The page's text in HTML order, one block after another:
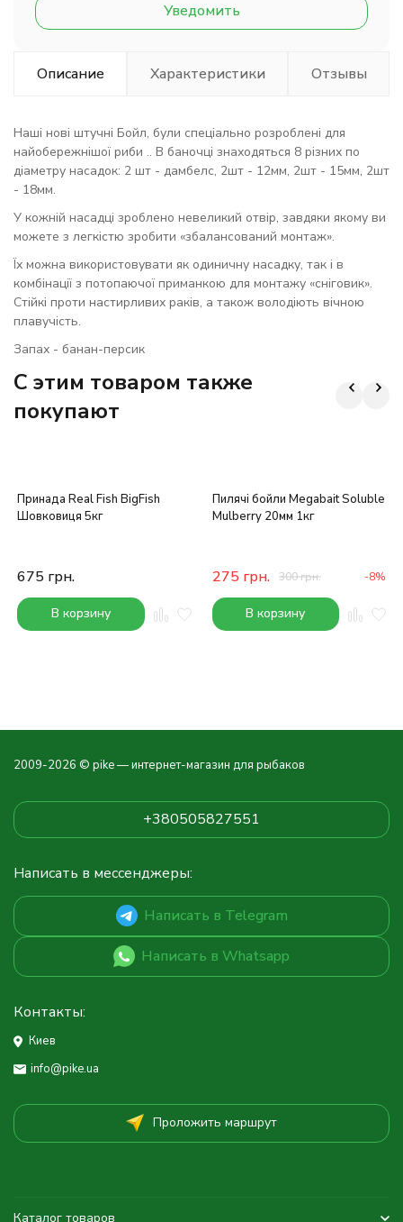
Уведомить
Описание Характеристики Отзывы
Наші нові штучні Бойл, були спеціально розроблені для
найобережнішої риби .. В баночці знаходяться 8 різних по
діаметру насадок: 2 шт - дамбелс, 2шт - 12мм, 2шт - 15мм, 2шт
- 18мм.
У кожній насадці зроблено невеликий отвір, завдяки якому ви
можете з легкістю зробити «збалансований монтаж».
Їх можна використовувати як одиничну насадку, так і в
комбінації з потопаючої приманкою для монтажу «сніговик».
Стійкі проти настирливих раків, а також володіють вічною
плавучість.
Запах - банан-персик
C этим товаром также
покупают
Принада Real Fish BigFish
Шовковиця 5кг
675 грн.
В корзину
Пилячі бойли Megabait Soluble
Mulberry 20мм 1кг
275 грн. 300грн. -8%
В корзину
2009-2026 © pike — интернет-магазин для рыбаков
+380505827551
Написать в мессенджеры:
Написать в Telegram
Написать в Whatsapp
Контакты:
Киев
info@pike.ua
Проложить маршрут
Каталог товаров